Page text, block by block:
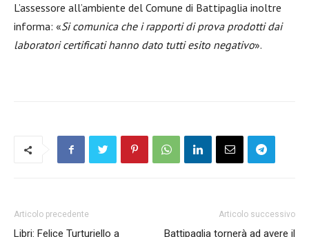
L’assessore all’ambiente del Comune di Battipaglia inoltre
informa: «Si comunica che i rapporti di prova prodotti dai
laboratori certificati hanno dato tutti esito negativo».
Articolo precedente
Libri: Felice Turturiello a
Articolo successivo
Battipaglia tornerà ad avere il